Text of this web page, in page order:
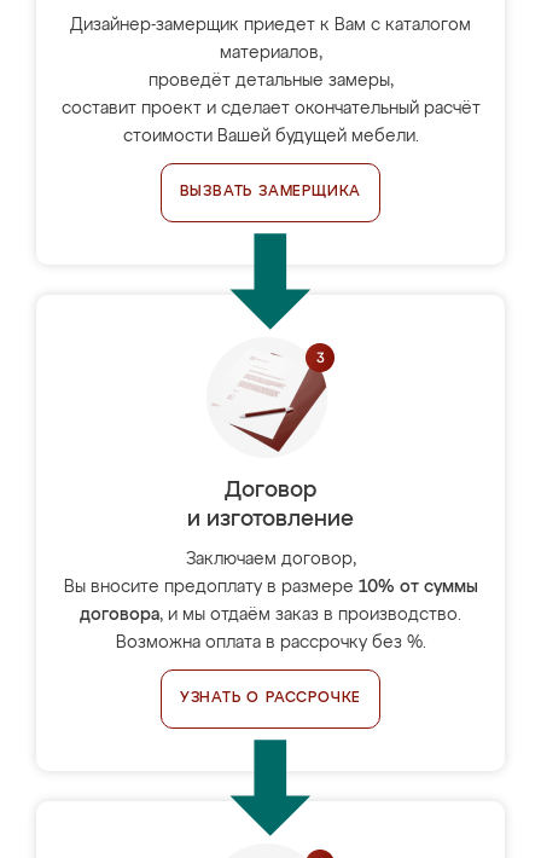
Дизайнер-замерщик приедет к Вам с каталогом
материалов,
проведёт детальные замеры,
составит проект и сделает окончательный расчёт
стоимости Вашей будущей мебели.
ВЫЗВАТЬ ЗАМЕРЩИКА
Договор
и изготовление
Заключаем договор,
Вы вносите предоплату в размере 10% от суммы
договора, и мы отдаём заказ в производство.
Возможна оплата в рассрочку без %.
УЗНАТЬ О РАССРОЧКЕ